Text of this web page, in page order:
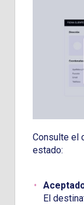
Consulte el
estado:
El